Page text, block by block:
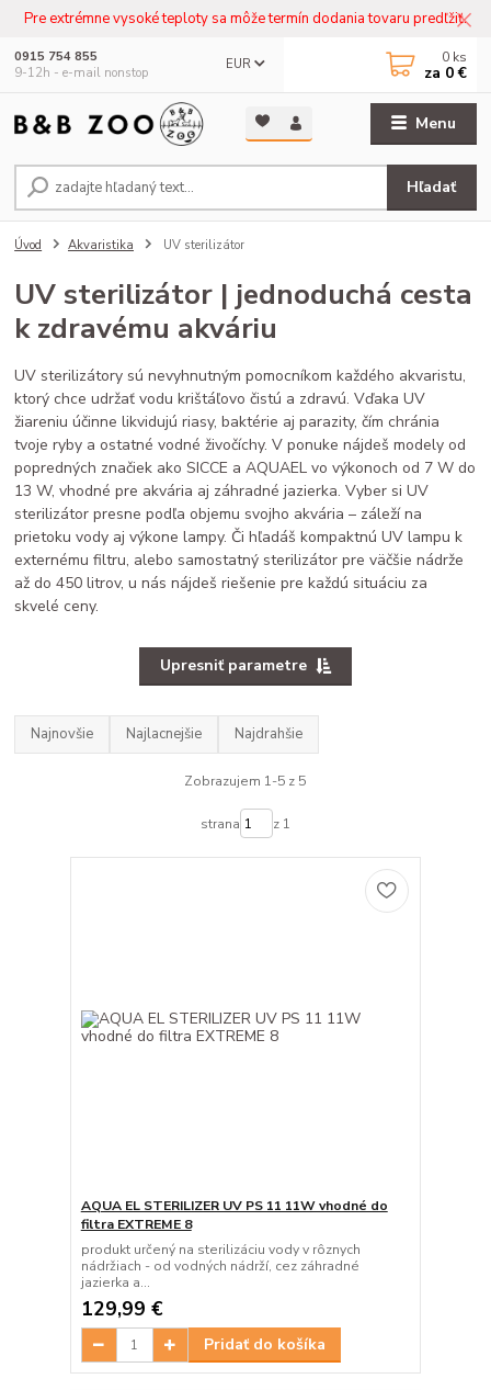
Pre extrémne vysoké teploty sa môže termín dodania tovaru predľžiť.
Menu
EUR
Hľadať
0915 754 855
9-12h - e-mail nonstop
0 ks
za 0 €
Úvod Akvaristika UV sterilizátor
UV sterilizátor | jednoduchá cesta
k zdravému akváriu
UV sterilizátory sú nevyhnutným pomocníkom každého akvaristu,
ktorý chce udržať vodu krištáľovo čistú a zdravú. Vďaka UV
žiareniu účinne likvidujú riasy, baktérie aj parazity, čím chránia
tvoje ryby a ostatné vodné živočíchy. V ponuke nájdeš modely od
popredných značiek ako SICCE a AQUAEL vo výkonoch od 7 W do
13 W, vhodné pre akvária aj záhradné jazierka. Vyber si UV
sterilizátor presne podľa objemu svojho akvária – záleží na
prietoku vody aj výkone lampy. Či hľadáš kompaktnú UV lampu k
externému filtru, alebo samostatný sterilizátor pre väčšie nádrže
až do 450 litrov, u nás nájdeš riešenie pre každú situáciu za
skvelé ceny.
Upresniť parametre
Najnovšie Najlacnejšie Najdrahšie
Zobrazujem 1-5 z 5
strana z 1
AQUA EL STERILIZER UV PS 11 11W vhodné do
filtra EXTREME 8
produkt určený na sterilizáciu vody v rôznych
nádržiach - od vodných nádrží, cez záhradné
jazierka a...
129,99 €
Pridať do košíka